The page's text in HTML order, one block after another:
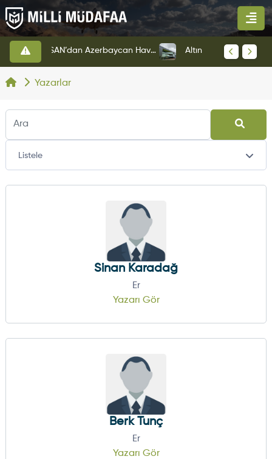
HAVELSAN’dan Azerbaycan Hava Kuvvetlerine Kritik Komuta Kontrol Sistemi İhracatı
Yazarlar
Listele
Sinan Karadağ
Er
Yazarı Gör
Berk Tunç
Er
Yazarı Gör